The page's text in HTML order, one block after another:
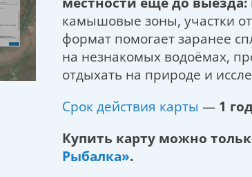
камышовые зоны, участки
формат помогает заранее
на незнакомых водоёмах,
отдыхать на природе и
Срок действия карты — 1
Купить карту можно
Рыбалка».